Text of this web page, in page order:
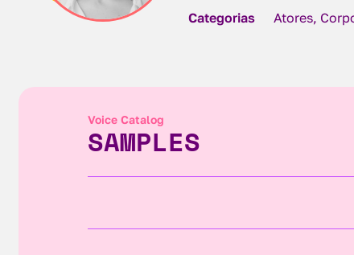
Categorias Atores,
Voice Catalog
SAMPLES